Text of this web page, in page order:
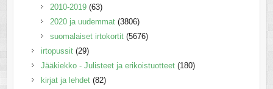
2010-2019 (63)
2020 ja uudemmat (3806)
suomalaiset irtokortit (5676)
irtopussit (29)
Jääkiekko - Julisteet ja erikoistuotteet (180)
kirjat ja lehdet (82)